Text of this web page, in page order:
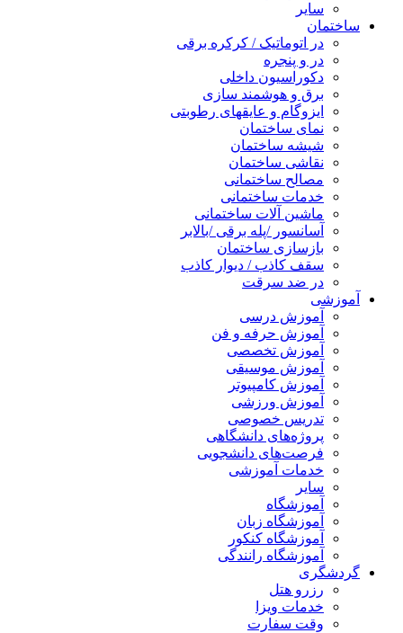
سایر
ساختمان
در اتوماتیک / کرکره برقی
در و پنجره
دکوراسیون داخلی
برق و هوشمند سازی
ایزوگام و عایقهای رطوبتی
نمای ساختمان
شیشه ساختمان
نقاشی ساختمان
مصالح ساختمانی
خدمات ساختمانی
ماشین آلات ساختمانی
آسانسور /پله برقی /بالابر
بازسازی ساختمان
سقف کاذب / دیوار کاذب
در ضد سرقت
آموزشی
آموزش درسی
آموزش حرفه و فن
آموزش تخصصی
آموزش موسیقی
آموزش کامپیوتر
آموزش ورزشی
تدریس خصوصی
پروژه‌های دانشگاهی
فرصت‌های دانشجویی
خدمات آموزشی
سایر
آموزشگاه
آموزشگاه زبان
آموزشگاه کنکور
آموزشگاه رانندگی
گردشگری
رزرو هتل
خدمات ویزا
وقت سفارت